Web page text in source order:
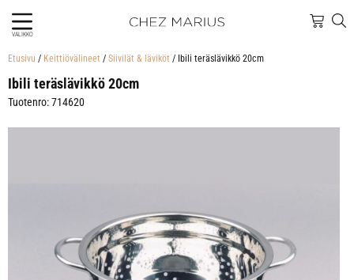
VALIKKO
Etusivu / Keittiövälineet / Siivilät & läviköt / Ibili teräslävikkö 20cm
Ibili teräslävikkö 20cm
Tuotenro: 714620